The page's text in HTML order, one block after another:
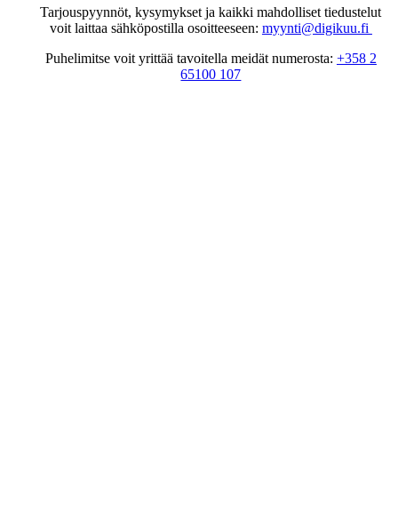
Tarjouspyynnöt, kysymykset ja kaikki mahdolliset tiedustelut
voit laittaa sähköpostilla osoitteeseen: myynti@digikuu.fi
Puhelimitse voit yrittää tavoitella meidät numerosta: +358 2
65100 107